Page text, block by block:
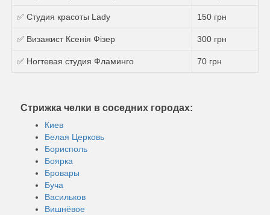
✅ Студия красоты Lady 150 грн
✅ Визажист Ксенія Фізер 300 грн
✅ Ногтевая студия Фламинго 70 грн
Стрижка челки в соседних городах:
Киев
Белая Церковь
Борисполь
Боярка
Бровары
Буча
Васильков
Вишнёвое